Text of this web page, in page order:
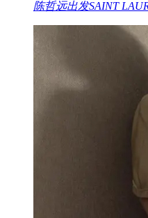
陈哲远出发SAINT